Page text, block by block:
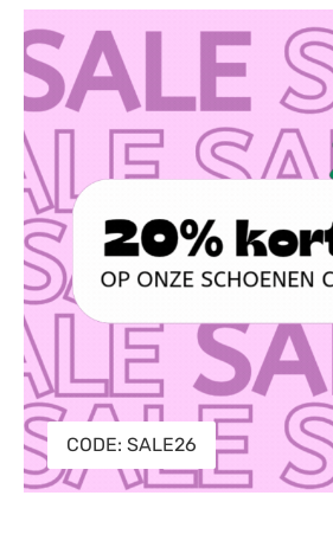
CODE: SALE26